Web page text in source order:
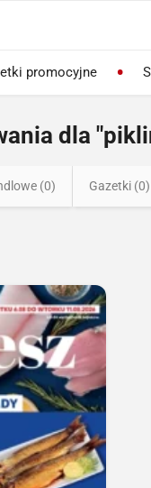
promocyjne
dla
(0) Gazetki (0)